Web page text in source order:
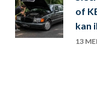
of
kan
13